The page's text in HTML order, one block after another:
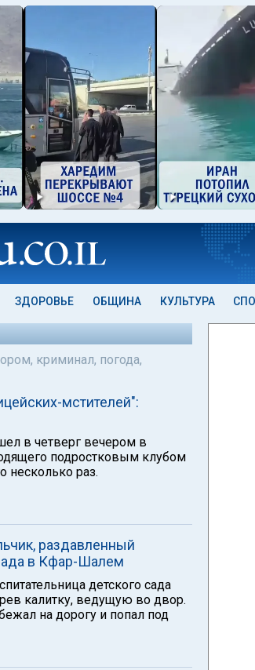
ЗДОРОВЬЕ ОБЩИНА КУЛЬТУРА
криминал, погода,
мстителей":
в четверг вечером в
подростковым клубом
несколько раз.
раздавленный
в Кфар-Шалем
детского сада
калитку, ведущую во двор.
на дорогу и попал под